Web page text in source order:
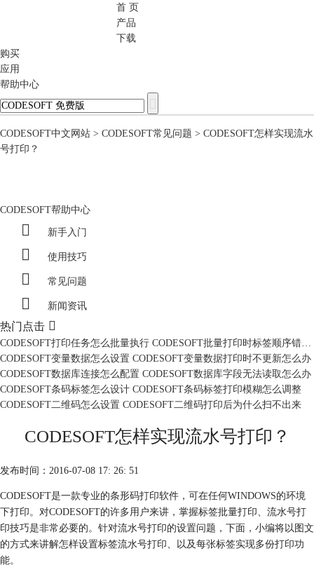
首 页
产品
下载
购买
应用
帮助中心
CODESOFT中文网站 > CODESOFT常见问题 > CODESOFT怎样实现流水
号打印？
CODESOFT帮助中心
 新手入门
 使用技巧
 常见问题
 新闻资讯
热门点击 
CODESOFT打印任务怎么批量执行 CODESOFT批量打印时标签顺序错乱怎么办
CODESOFT变量数据怎么设置 CODESOFT变量数据打印时不更新怎么办
CODESOFT数据库连接怎么配置 CODESOFT数据库字段无法读取怎么办
CODESOFT条码标签怎么设计 CODESOFT条码标签打印模糊怎么调整
CODESOFT二维码怎么设置 CODESOFT二维码打印后为什么扫不出来
CODESOFT怎样实现流水号打印？
发布时间：2016-07-08 17: 26: 51
CODESOFT是一款专业的条形码打印软件，可在任何WINDOWS的环境
下打印。对CODESOFT的许多用户来讲，掌握标签批量打印、流水号打
印技巧是非常必要的。针对流水号打印的设置问题，下面，小编将以图文
的方式来讲解怎样设置标签流水号打印、以及每张标签实现多份打印功
能。